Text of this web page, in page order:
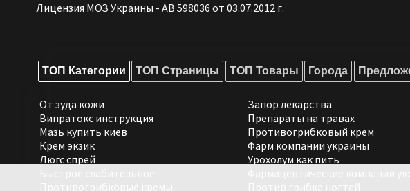
Лицензия МОЗ Украины - АВ 598036 от 03.07.2012 г.
ТОП Категории ТОП Страницы ТОП Товары Города
От зуда кожи
Випратокс инструкция
Мазь купить киев
Крем экзик
Люгс спрей
Запор лекарства
Препараты на травах
Противогрибковый крем
Фарм компании украины
Урохолум как пить